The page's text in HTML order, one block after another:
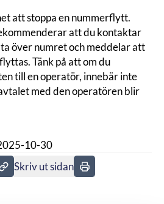
att stoppa en nummerflytt.
att du kontaktar
över numret och meddelar att
Tänk på att om du
till en operatör, innebär inte
med den operatören blir
10-30
på Facebook
sidan på Linkedin
Skriv ut sidan